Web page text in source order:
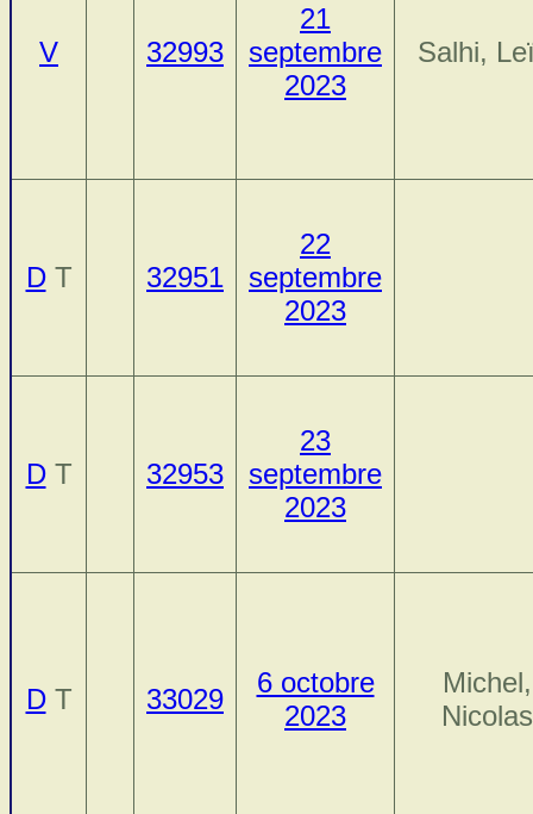
V 32993
21
septembre
2023
Salhi,
DT 32951
22
septembre
2023
DT 32953
23
septembre
2023
DT 33029
6 octobre
2023
Michel,
Nicolas